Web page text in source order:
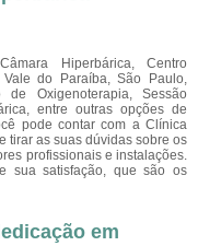
Hiperbárica, Centro
do Paraíba, São Paulo,
Oxigenoterapia, Sessão
entre outras opções de
pode contar com a Clínica
tirar as suas dúvidas sobre os
profissionais e instalações.
sua satisfação, que são os
em